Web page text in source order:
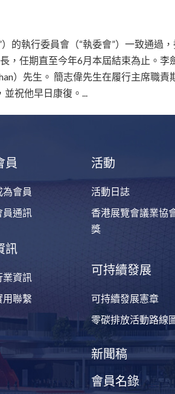
的執行委員會（“執委會”）一致通過
，任期直至今年6月本屆結束為止。李
）先生。 簡志偉先生在履行主席職責
祝他早日康復。...
員
為會員
員通訊
訊
業資訊
用聯繫
活動
活動日誌
香港展覽會議業協
獎
可持續發展
可持續發展憲章
零碳排放活動路線
新聞稿
會員名錄